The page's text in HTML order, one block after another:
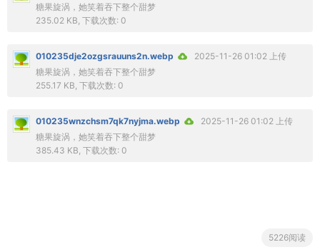
糖果旋涡，她笑着吞下整个甜梦
235.02 KB, 下载次数: 0
010235dje2ozgsrauuns2n.webp
2025-11-26 01:02 上传
糖果旋涡，她笑着吞下整个甜梦
255.17 KB, 下载次数: 0
010235wnzchsm7qk7nyjma.webp
2025-11-26 01:02 上传
糖果旋涡，她笑着吞下整个甜梦
385.43 KB, 下载次数: 0
5226阅读